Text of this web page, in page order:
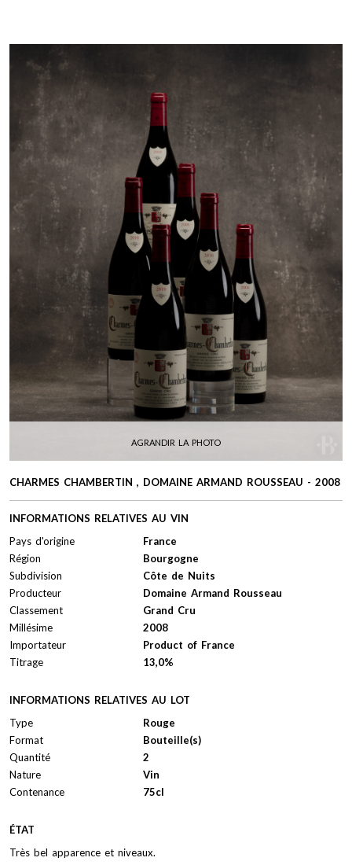
AGRANDIR LA PHOTO
CHARMES CHAMBERTIN , DOMAINE ARMAND ROUSSEAU - 2008
INFORMATIONS RELATIVES AU VIN
Pays d'origine
France
Région
Bourgogne
Subdivision
Côte de Nuits
Producteur
Domaine Armand Rousseau
Classement
Grand Cru
Millésime
2008
Importateur
Product of France
Titrage
13,0%
INFORMATIONS RELATIVES AU LOT
Type
Rouge
Format
Bouteille(s)
Quantité
2
Nature
Vin
Contenance
75cl
ÉTAT
Très bel apparence et niveaux.